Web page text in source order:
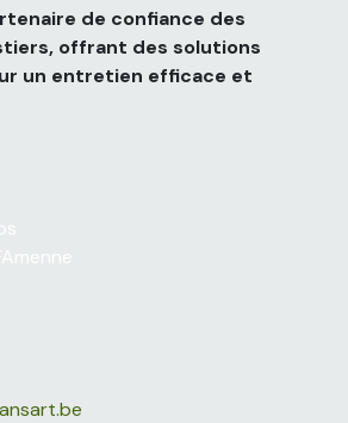
de confiance des
offrant des solutions
un entretien efficace et